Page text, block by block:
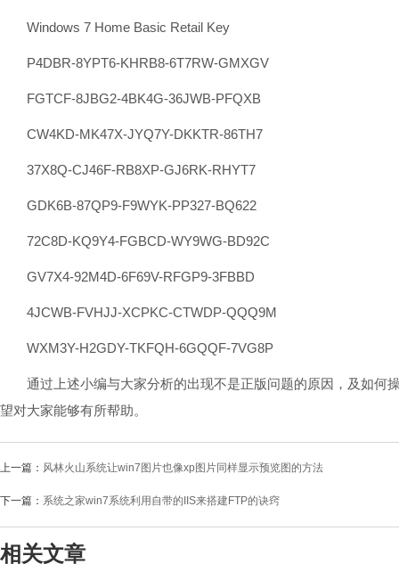
Windows 7 Home Basic Retail Key
P4DBR-8YPT6-KHRB8-6T7RW-GMXGV
FGTCF-8JBG2-4BK4G-36JWB-PFQXB
CW4KD-MK47X-JYQ7Y-DKKTR-86TH7
37X8Q-CJ46F-RB8XP-GJ6RK-RHYT7
GDK6B-87QP9-F9WYK-PP327-BQ622
72C8D-KQ9Y4-FGBCD-WY9WG-BD92C
GV7X4-92M4D-6F69V-RFGP9-3FBBD
4JCWB-FVHJJ-XCPKC-CTWDP-QQQ9M
WXM3Y-H2GDY-TKFQH-6GQQF-7VG8P
通过上述小编与大家分析的出现不是正版问题的原因，及如何
望对大家能够有所帮助。
上一篇： 风林火山系统让win7图片也像xp图片同样显示预览图的方法
下一篇： 系统之家win7系统利用自带的IIS来搭建FTP的诀窍
相关文章